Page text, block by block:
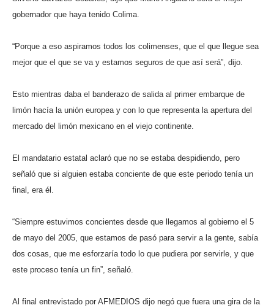
gobernador que haya tenido Colima.
“Porque a eso aspiramos todos los colimenses, que el que llegue sea
mejor que el que se va y estamos seguros de que así será”, dijo.
Esto mientras daba el banderazo de salida al primer embarque de
limón hacía la unión europea y con lo que representa la apertura del
mercado del limón mexicano en el viejo continente.
El mandatario estatal aclaró que no se estaba despidiendo, pero
señaló que si alguien estaba conciente de que este periodo tenía un
final, era él.
“Siempre estuvimos concientes desde que llegamos al gobierno el 5
de mayo del 2005, que estamos de pasó para servir a la gente, sabía
dos cosas, que me esforzaría todo lo que pudiera por servirle, y que
este proceso tenía un fin”, señaló.
Al final entrevistado por AFMEDIOS dijo negó que fuera una gira de la